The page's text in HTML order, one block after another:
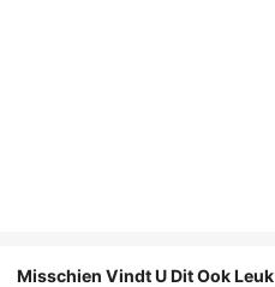
Misschien Vindt U Dit Ook Leuk